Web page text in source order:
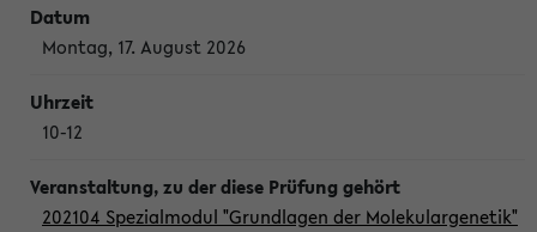
Montag, 17. August 2026
10-12
202104 Spezialmodul "Grundlagen der Molekulargenetik"